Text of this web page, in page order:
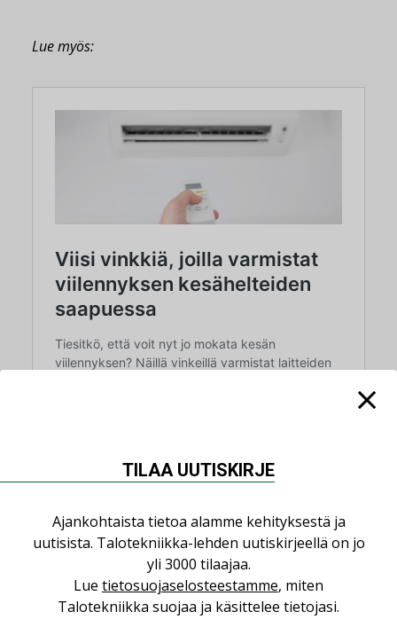
Lue myös:
Jaa:
TILAA UUTISKIRJE
Ajankohtaista tietoa alamme kehityksestä ja
uutisista. Talotekniikka-lehden uutiskirjeellä on jo
yli 3000 tilaajaa.
Lue tietosuojaselosteestamme, miten
Talotekniikka suojaa ja käsittelee tietojasi.